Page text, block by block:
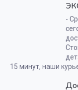
-
15 минут, наши